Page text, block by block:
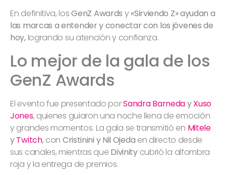
En definitiva, losGenZ Awards y«Sirviendo Z»ayudan a
las marcas a entender y conectar con los jóvenes de
hoy, logrando su atención y confianza.
Lo mejor de la gala de los
GenZ Awards
El evento fue presentado porSandra BarnedayXuso
Jones, quienes guiaron una noche llena de emoción
y grandes momentos. La gala se transmitió en Mitele
yTwitch, con Cristinini y Nil Ojeda en directo desde
sus canales, mientras que Divinitycubrió la alfombra
roja y la entrega de premios.